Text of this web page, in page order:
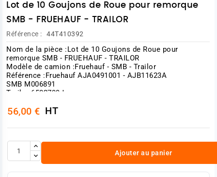
Lot de 10 Goujons de Roue pour remorque
SMB - FRUEHAUF - TRAILOR
Référence : 44T410392
Nom de la pièce :Lot de 10 Goujons de Roue pour
remorque SMB - FRUEHAUF - TRAILOR
Modèle de camion :Fruehauf - SMB - Trailor
Référence :Fruehauf AJA0491001 - AJB11623A
SMB M006891
Trailor 6502799J
56,00 € HT
Ajouter au panier